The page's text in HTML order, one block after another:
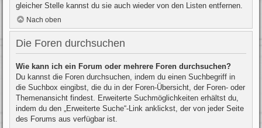
gleicher Stelle kannst du sie auch wieder von den Listen entfernen.
Nach oben
Die Foren durchsuchen
Wie kann ich ein Forum oder mehrere Foren durchsuchen?
Du kannst die Foren durchsuchen, indem du einen Suchbegriff in
die Suchbox eingibst, die du in der Foren-Übersicht, der Foren- oder
Themenansicht findest. Erweiterte Suchmöglichkeiten erhältst du,
indem du den „Erweiterte Suche“-Link anklickst, der von jeder Seite
des Forums aus verfügbar ist.